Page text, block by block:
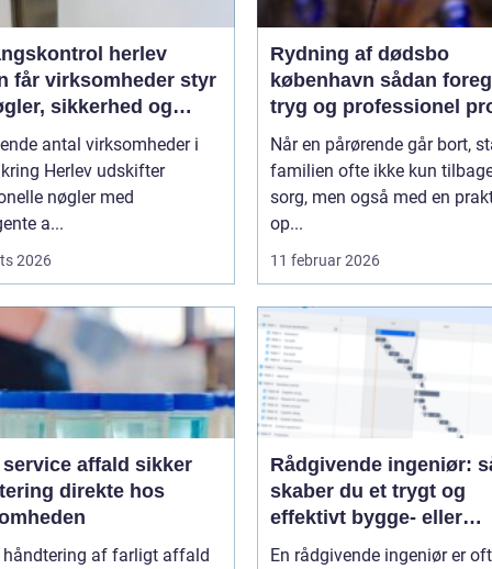
herlev
får virksomheder styr
sikkerhed og
antal virksomheder i
Herlev udskifter
nøgler med
a...
2026
Rydning af dødsbo
københavn sådan foregår en
tryg og professionel
Når en pårørende går bort,
familien ofte ikke kun
sorg, men også med en
op...
11 februar 2026
affald sikker
direkte hos
håndtering af farligt affald
Rådgivende ingeniør:
skaber du et trygt og
effektivt bygge- eller
maskinprojekt
En rådgivende ingeniør er